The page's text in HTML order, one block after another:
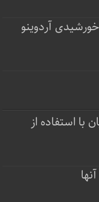
آردوینو
با استفاده از